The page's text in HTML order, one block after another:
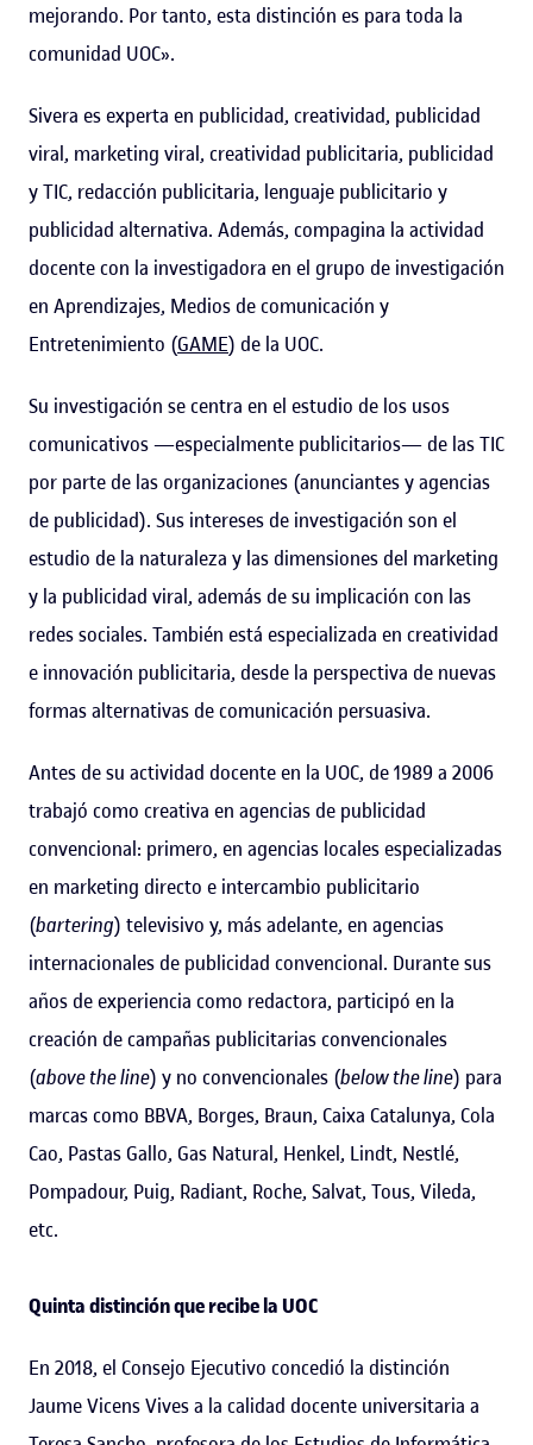
mejorando. Por tanto, esta distinción es para toda la
comunidad UOC».
Sivera es experta en publicidad, creatividad, publicidad
viral, marketing viral, creatividad publicitaria, publicidad
y TIC, redacción publicitaria, lenguaje publicitario y
publicidad alternativa. Además, compagina la actividad
docente con la investigadora en el grupo de investigación
en Aprendizajes, Medios de comunicación y
Entretenimiento (GAME) de la UOC.
Su investigación se centra en el estudio de los usos
comunicativos —​​‍especialmente publicitarios​​‍— de las TIC
por parte de las organizaciones (anunciantes y agencias
de publicidad). Sus intereses de investigación son el
estudio de la naturaleza y las dimensiones del marketing
y la publicidad viral, además de su implicación con las
redes sociales. También está especializada en creatividad
e innovación publicitaria, desde la perspectiva de nuevas
formas alternativas de comunicación persuasiva.
Antes de su actividad docente en la UOC, de 1989 a 2006
trabajó como creativa en agencias de publicidad
convencional: primero, en agencias locales especializadas
en marketing directo e intercambio publicitario
(bartering) televisivo y, más adelante, en agencias
internacionales de publicidad convencional. Durante sus
años de experiencia como redactora, participó en la
creación de campañas publicitarias convencionales
(above the line) y no convencionales (below the line) para
marcas como BBVA, Borges, Braun, Caixa Catalunya, Cola
Cao, Pastas Gallo, Gas Natural, Henkel, Lindt, Nestlé,
Pompadour, Puig, Radiant, Roche, Salvat, Tous, Vileda,
etc.
Quinta distinción que recibe la UOC
En 2018, el Consejo Ejecutivo concedió la distinción
Jaume Vicens Vives a la calidad docente universitaria a